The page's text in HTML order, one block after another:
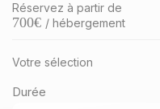
Réservez à partir de
700€ / hébergement
Votre sélection
Durée